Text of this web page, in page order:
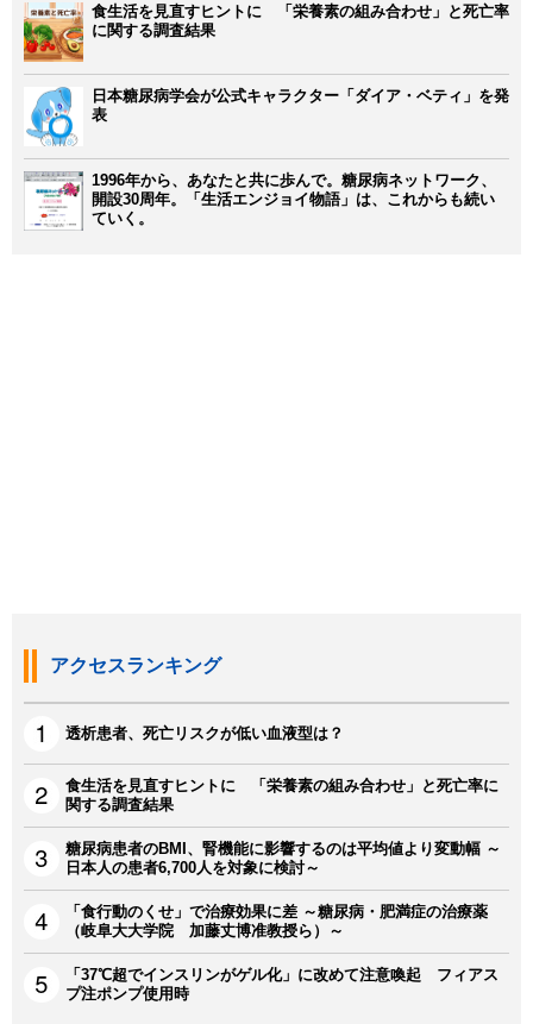
食生活を見直すヒントに 「栄養素の組み合わせ」と死亡率
に関する調査結果
日本糖尿病学会が公式キャラクター「ダイア・ベティ」を発
表
1996年から、あなたと共に歩んで。糖尿病ネットワーク、
開設30周年。「生活エンジョイ物語」は、これからも続い
ていく。
アクセスランキング
透析患者、死亡リスクが低い血液型は？
食生活を見直すヒントに 「栄養素の組み合わせ」と死亡率に
関する調査結果
糖尿病患者のBMI、腎機能に影響するのは平均値より変動幅 ～
日本人の患者6,700人を対象に検討～
「食行動のくせ」で治療効果に差 ～糖尿病・肥満症の治療薬
（岐阜大大学院 加藤丈博准教授ら）～
「37℃超でインスリンがゲル化」に改めて注意喚起 フィアス
プ注ポンプ使用時